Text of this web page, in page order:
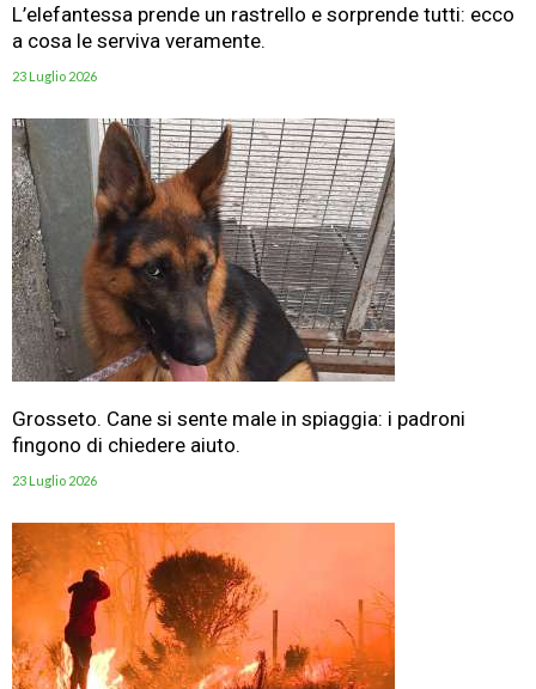
L’elefantessa prende un rastrello e sorprende tutti: ecco
a cosa le serviva veramente.
23 Luglio 2026
Grosseto. Cane si sente male in spiaggia: i padroni
fingono di chiedere aiuto.
23 Luglio 2026